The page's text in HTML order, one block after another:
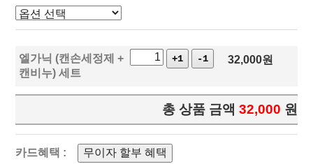
엘가닉 (캔손세정제 +
캔비누) 세트
+1 -1 32,000원
총 상품 금액 32,000 원
카드혜택 : 무이자 할부 혜택